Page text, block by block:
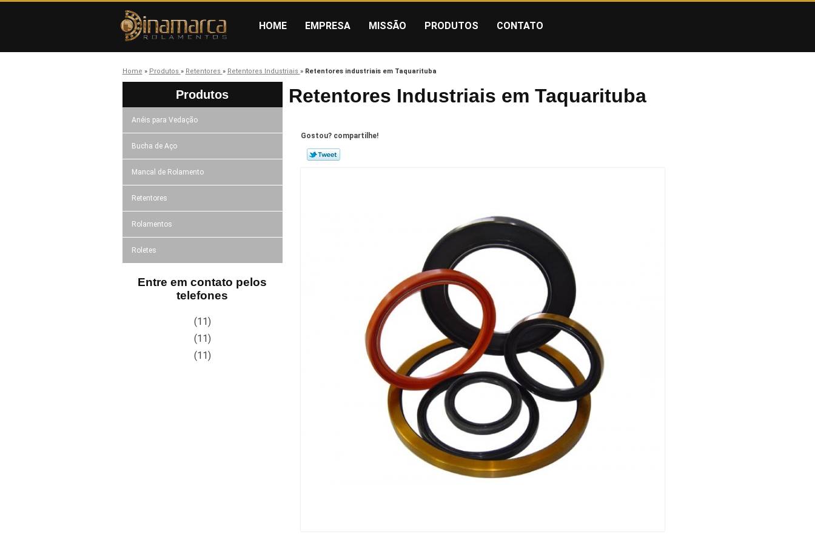
HOME EMPRESA MISSÃO PRODUTOS CONTATO
Home » Produtos » Retentores » Retentores Industriais » Retentores industriais em Taquarituba
Produtos
Anéis para Vedação
Bucha de Aço
Mancal de Rolamento
Retentores
Rolamentos
Roletes
Entre em contato pelos
telefones
(11)
(11)
(11)
Retentores Industriais em Taquarituba
Gostou? compartilhe!